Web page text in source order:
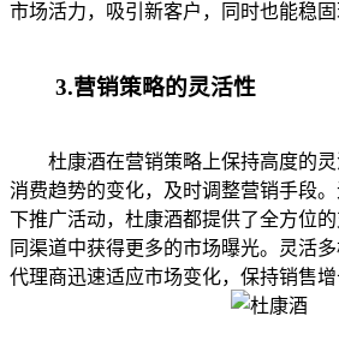
市场活力，吸引新客户，同时也能稳固
3.营销策略的灵活性
杜康酒在营销策略上保持高度的灵
消费趋势的变化，及时调整营销手段
下推广活动，杜康酒都提供了全方位
同渠道中获得更多的市场曝光。灵活
代理商迅速适应市场变化，保持销售增